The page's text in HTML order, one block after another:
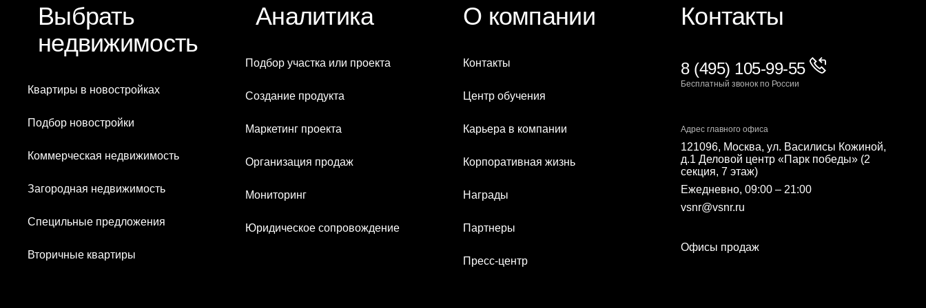
Выбрать
недвижимость
Квартиры в новостройках
Подбор новостройки
Коммерческая недвижимость
Загородная недвижимость
Специльные предложения
Вторичные квартиры
Аналитика
Подбор участка или проекта
Создание продукта
Маркетинг проекта
Организация продаж
Мониторинг
Юридическое сопровождение
О компании
Контакты
Центр обучения
Карьера в компании
Корпоративная жизнь
Награды
Партнеры
Пресс-центр
Контакты
8 (495) 105-99-55
Бесплатный звонок по России
Адрес главного офиса
121096, Москва, ул. Василисы Кожиной,
д.1 Деловой центр «Парк победы» (2
секция, 7 этаж)
Ежедневно, 09:00 – 21:00
vsnr@vsnr.ru
Офисы продаж